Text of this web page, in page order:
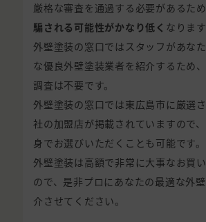
厳格な審査を通過する必要があるため
騙される可能性がかなり低く なります
外壁塗装の窓口ではスタッフがあな
な優良外壁塗装業者を紹介するため
調査は不要です。
外壁塗装の窓口では東広島市に厳選
社の加盟店が掲載されていますので
身でお選びいただくことも可能です。
外壁塗装は高額で非常に大事なお買
ので、是非プロにあなたの最適な外
介させてください。